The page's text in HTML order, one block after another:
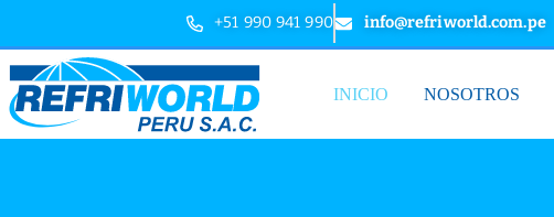
+51 990 941 990 info@refriworld.com.pe
INICIO NOSOTROS